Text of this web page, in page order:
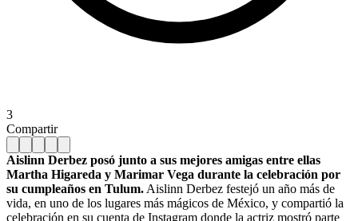
3
Compartir
Aislinn Derbez posó junto a sus mejores amigas entre ellas
Martha Higareda y Marimar Vega durante la celebración por
su cumpleaños en Tulum. Aislinn Derbez festejó un año más de
vida, en uno de los lugares más mágicos de México, y compartió la
celebración en su cuenta de Instagram donde la actriz mostró parte